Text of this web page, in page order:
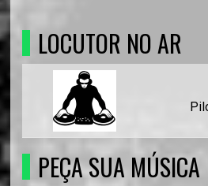
LOCUTOR NO AR
PEÇA SUA MÚSICA